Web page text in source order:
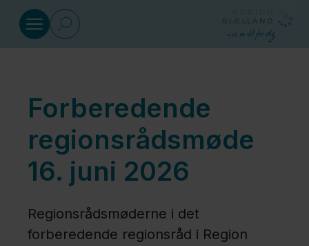
Social
Klima
miljø
Forberedende
regionsrådsmøde
16. juni 2026
Regionsrådsmøderne i det
forberedende regionsråd i Region